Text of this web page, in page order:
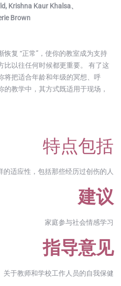
Krishna Kaur Khalsa、
Brown
复 “正常”，使你的教室成为支持
比以往任何时候都更重要。 有了这
将把适合年龄和年级的冥想、呼
教学中，其方式既适用于现场，
特点包括
的适应性，包括那些经历过创伤的人
建议
家庭参与社会情感学习
指导意见
关于教师和学校工作人员的自我保健